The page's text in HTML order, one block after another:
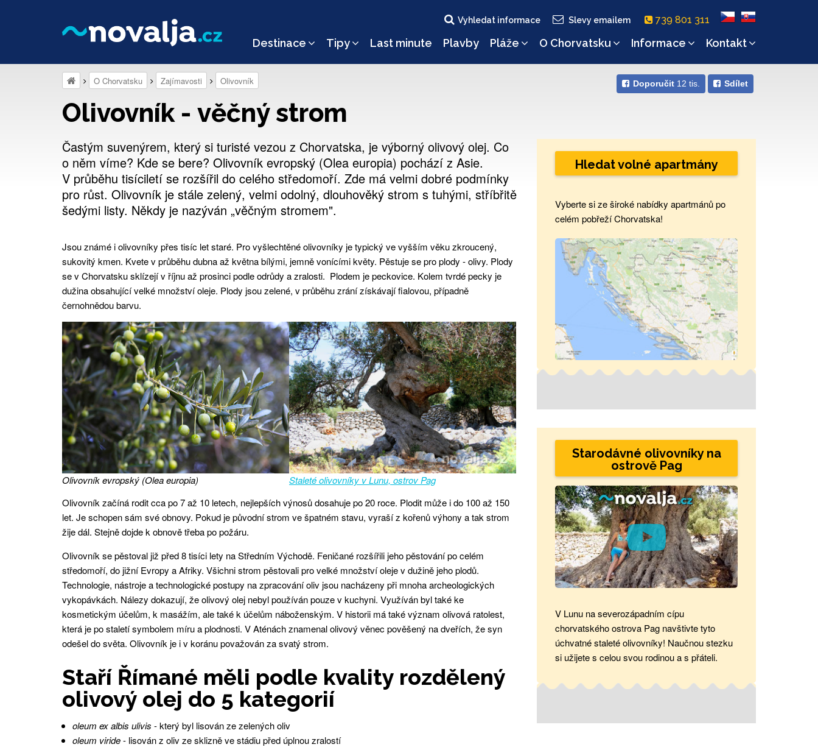
Vyhledat informace Slevy emailem 739 801 311
Destinace Tipy Last minute Plavby Pláže O Chorvatsku Informace Kontakt
Doporučit 12 tis. Sdílet
O Chorvatsku Zajímavosti Olivovník
Olivovník - věčný strom
Častým suvenýrem, který si turisté vezou z Chorvatska, je výborný olivový olej. Co
o něm víme? Kde se bere? Olivovník evropský (Olea europia) pochází z Asie.
V průběhu tisíciletí se rozšířil do celého středomoří. Zde má velmi dobré podmínky
pro růst. Olivovník je stále zelený, velmi odolný, dlouhověký strom s tuhými, stříbřitě
šedými listy. Někdy je nazýván „věčným stromem".
Jsou známé i olivovníky přes tisíc let staré. Pro vyšlechtěné olivovníky je typický ve vyšším věku zkroucený,
sukovitý kmen. Kvete v průběhu dubna až května bílými, jemně vonícími květy. Pěstuje se pro plody - olivy. Plody
se v Chorvatsku sklízejí v říjnu až prosinci podle odrůdy a zralosti. Plodem je peckovice. Kolem tvrdé pecky je
dužina obsahující velké množství oleje. Plody jsou zelené, v průběhu zrání získávají fialovou, případně
černohnědou barvu.
Olivovník evropský (Olea europia)
Staleté olivovníky v Lunu, ostrov Pag
Olivovník začíná rodit cca po 7 až 10 letech, nejlepších výnosů dosahuje po 20 roce. Plodit může i do 100 až 150
let. Je schopen sám své obnovy. Pokud je původní strom ve špatném stavu, vyraší z kořenů výhony a tak strom
žije dál. Stejně dojde k obnově třeba po požáru.
Olivovník se pěstoval již před 8 tisíci lety na Středním Východě. Feničané rozšířili jeho pěstování po celém
středomoří, do jižní Evropy a Afriky. Všichni strom pěstovali pro velké množství oleje v dužině jeho plodů.
Technologie, nástroje a technologické postupy na zpracování oliv jsou nacházeny při mnoha archeologických
vykopávkách. Nálezy dokazují, že olivový olej nebyl používán pouze v kuchyni. Využíván byl také ke
kosmetickým účelům, k masážím, ale také k účelům náboženským. V historii má také význam olivová ratolest,
která je po staletí symbolem míru a plodnosti. V Aténách znamenal olivový věnec pověšený na dveřích, že syn
odešel do světa. Olivovník je i v koránu považován za svatý strom.
Staří Římané měli podle kvality rozdělený
olivový olej do 5 kategorií
oleum ex albis ulivis - který byl lisován ze zelených oliv
oleum viride- lisován z oliv ze sklizně ve stádiu před úplnou zralostí
Hledat volné apartmány
Vyberte si ze široké nabídky apartmánů po
celém pobřeží Chorvatska!
Starodávné olivovníky na
ostrově Pag
V Lunu na severozápadním cípu
chorvatského ostrova Pag navštivte tyto
úchvatné staleté olivovníky! Naučnou stezku
si užijete s celou svou rodinou a s přáteli.